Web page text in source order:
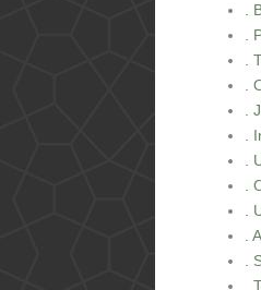
.
.
.
.
.
.
.
.
.
.
.
.